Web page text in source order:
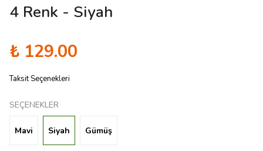
4 Renk - Siyah
₺ 129.00
Taksit Seçenekleri
SEÇENEKLER
Mavi Siyah Gümüş